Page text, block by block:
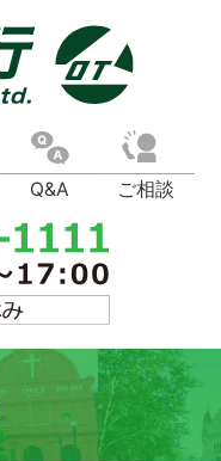
Q&A ご相談